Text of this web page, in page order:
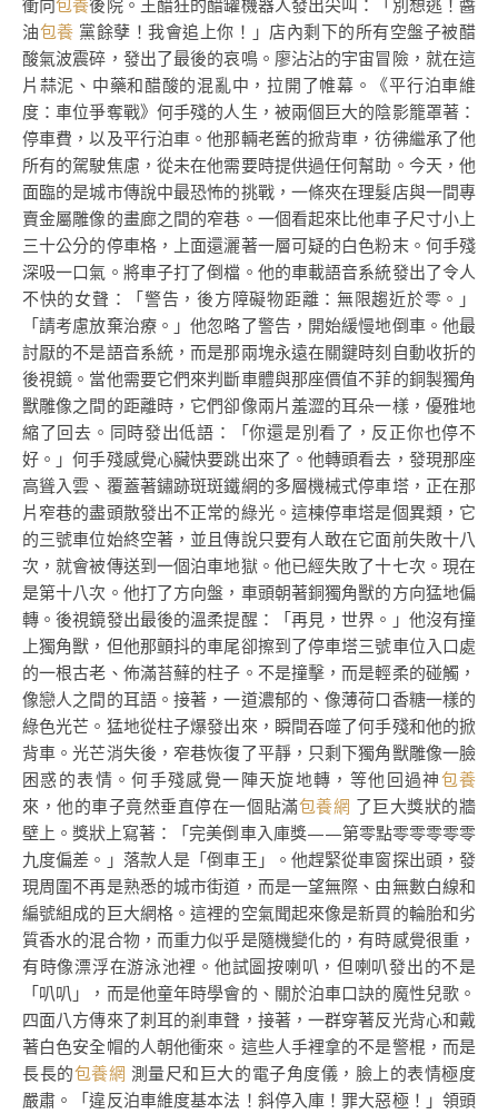
衝向包養後院。王醋狂的醋罐機器人發出尖叫：「別想逃！醬
油包養 黨餘孽！我會追上你！」店內剩下的所有空盤子被醋
酸氣波震碎，發出了最後的哀鳴。廖沾沾的宇宙冒險，就在這
片蒜泥、中藥和醋酸的混亂中，拉開了帷幕。《平行泊車維
度：車位爭奪戰》何手殘的人生，被兩個巨大的陰影籠罩著：
停車費，以及平行泊車。他那輛老舊的掀背車，彷彿繼承了他
所有的駕駛焦慮，從未在他需要時提供過任何幫助。今天，他
面臨的是城市傳說中最恐怖的挑戰，一條夾在理髮店與一間專
賣金屬雕像的畫廊之間的窄巷。一個看起來比他車子尺寸小上
三十公分的停車格，上面還灑著一層可疑的白色粉末。何手殘
深吸一口氣。將車子打了倒檔。他的車載語音系統發出了令人
不快的女聲：「警告，後方障礙物距離：無限趨近於零。」
「請考慮放棄治療。」他忽略了警告，開始緩慢地倒車。他最
討厭的不是語音系統，而是那兩塊永遠在關鍵時刻自動收折的
後視鏡。當他需要它們來判斷車體與那座價值不菲的銅製獨角
獸雕像之間的距離時，它們卻像兩片羞澀的耳朵一樣，優雅地
縮了回去。同時發出低語：「你還是別看了，反正你也停不
好。」何手殘感覺心臟快要跳出來了。他轉頭看去，發現那座
高聳入雲、覆蓋著鏽跡斑斑鐵網的多層機械式停車塔，正在那
片窄巷的盡頭散發出不正常的綠光。這棟停車塔是個異類，它
的三號車位始終空著，並且傳說只要有人敢在它面前失敗十八
次，就會被傳送到一個泊車地獄。他已經失敗了十七次。現在
是第十八次。他打了方向盤，車頭朝著銅獨角獸的方向猛地偏
轉。後視鏡發出最後的溫柔提醒：「再見，世界。」他沒有撞
上獨角獸，但他那顫抖的車尾卻擦到了停車塔三號車位入口處
的一根古老、佈滿苔蘚的柱子。不是撞擊，而是輕柔的碰觸，
像戀人之間的耳語。接著，一道濃郁的、像薄荷口香糖一樣的
綠色光芒。猛地從柱子爆發出來，瞬間吞噬了何手殘和他的掀
背車。光芒消失後，窄巷恢復了平靜，只剩下獨角獸雕像一臉
困惑的表情。何手殘感覺一陣天旋地轉，等他回過神包養
來，他的車子竟然垂直停在一個貼滿包養網 了巨大獎狀的牆
壁上。獎狀上寫著：「完美倒車入庫獎——第零點零零零零零
九度偏差。」落款人是「倒車王」。他趕緊從車窗探出頭，發
現周圍不再是熟悉的城市街道，而是一望無際、由無數白線和
編號組成的巨大網格。這裡的空氣聞起來像是新買的輪胎和劣
質香水的混合物，而重力似乎是隨機變化的，有時感覺很重，
有時像漂浮在游泳池裡。他試圖按喇叭，但喇叭發出的不是
「叭叭」，而是他童年時學會的、關於泊車口訣的魔性兒歌。
四面八方傳來了刺耳的剎車聲，接著，一群穿著反光背心和戴
著白色安全帽的人朝他衝來。這些人手裡拿的不是警棍，而是
長長的包養網 測量尺和巨大的電子角度儀，臉上的表情極度
嚴肅。「違反泊車維度基本法！斜停入庫！罪大惡極！」領頭